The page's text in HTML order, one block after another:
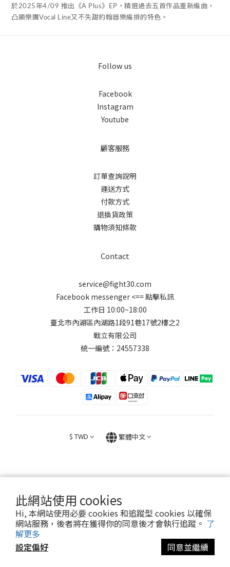
此網站使用 cookies
Hi, 本網站使用必要 cookies 和追蹤型 cookies 以確保
網站服務，後者將在獲得你的同意後才會執行追蹤。 了
解更多
設定偏好
同意並繼續
於2025年4/09 推出《A Plus》EP，精選過去五首作品重新編曲，
凸顯樂團Vocal Line又不失甜約翰器樂編排的特色。
Follow us
Facebook
Instagram
Youtube
顧客服務
訂單查詢說明
運送方式
付款方式
退換貨政策
購物須知條款
Contact
service@fight30.com
Facebook messenger <== 點擊私訊
工作日 10:00~18:00
臺北市內湖區內湖路1段91巷17號2樓之2
戰立有限公司
統一編號：24557338
$ TWD 繁體中文
2026 © FIGHT30 ｜ 官方音樂周邊商品與專輯。專售。